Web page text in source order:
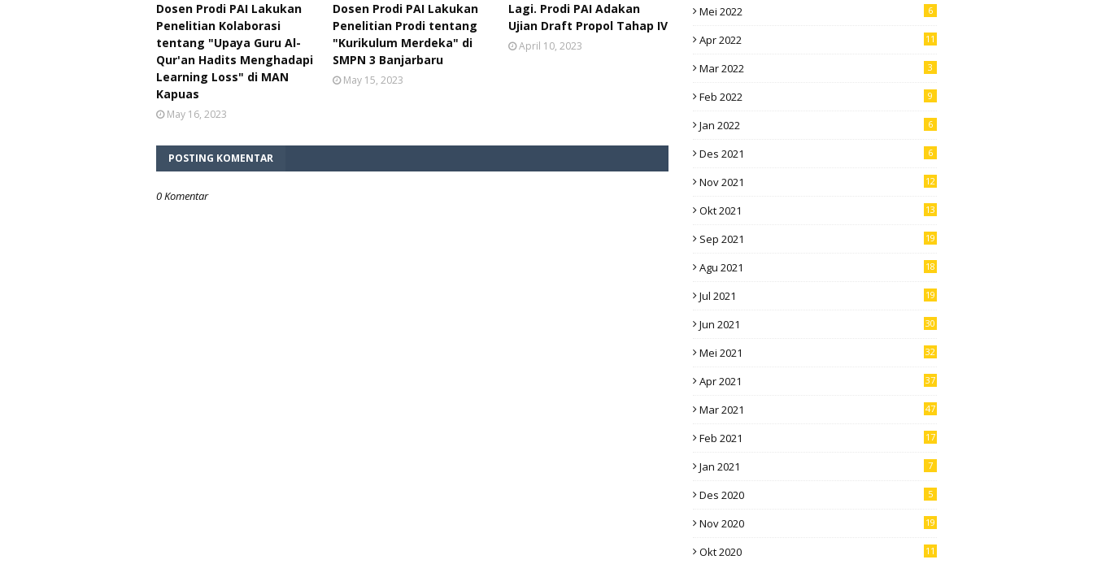
Dosen Prodi PAI Lakukan
Penelitian Kolaborasi
tentang "Upaya Guru Al-
Qur'an Hadits Menghadapi
Learning Loss" di MAN
Kapuas
May 16, 2023
Dosen Prodi PAI Lakukan
Penelitian Prodi tentang
"Kurikulum Merdeka" di
SMPN 3 Banjarbaru
May 15, 2023
Lagi. Prodi PAI Adakan
Ujian Draft Propol Tahap IV
April 10, 2023
POSTING KOMENTAR
0 Komentar
Mei 2022 6
Apr 2022 11
Mar 2022 3
Feb 2022 9
Jan 2022 6
Des 2021 6
Nov 2021 12
Okt 2021 13
Sep 2021 19
Agu 2021 18
Jul 2021 19
Jun 2021 30
Mei 2021 32
Apr 2021 37
Mar 2021 47
Feb 2021 17
Jan 2021 7
Des 2020 5
Nov 2020 19
Okt 2020 11